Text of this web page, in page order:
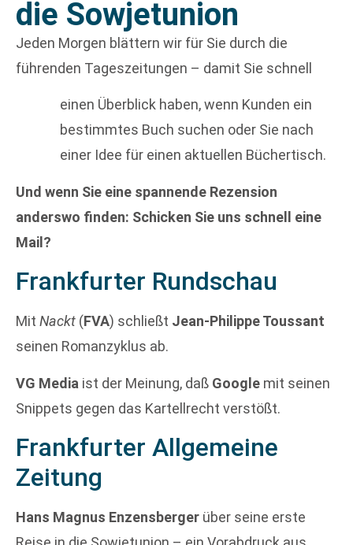
die Sowjetunion
Jeden Morgen blättern wir für Sie durch die
führenden Tageszeitungen – damit Sie schnell
einen Überblick haben, wenn Kunden ein
bestimmtes Buch suchen oder Sie nach
einer Idee für einen aktuellen Büchertisch.
Und wenn Sie eine spannende Rezension
anderswo finden: Schicken Sie uns schnell eine
Mail?
Frankfurter Rundschau
Mit Nackt (FVA) schließt Jean-Philippe Toussant
seinen Romanzyklus ab.
VG Media ist der Meinung, daß Google mit seinen
Snippets gegen das Kartellrecht verstößt.
Frankfurter Allgemeine
Zeitung
Hans Magnus Enzensberger über seine erste